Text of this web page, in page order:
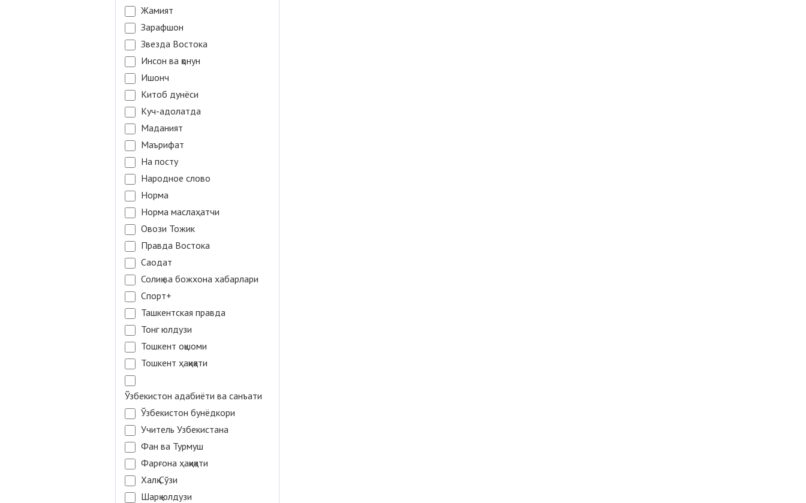
Жамият
Зарафшон
Звезда Востока
Инсон ва қонун
Ишонч
Китоб дунёси
Куч-адолатда
Маданият
Маърифат
На посту
Народное слово
Норма
Норма маслаҳатчи
Овози Тожик
Правда Востока
Саодат
Солиқ ва божхона хабарлари
Спорт+
Ташкентская правда
Тонг юлдузи
Тошкент оқшоми
Тошкент ҳақиқати
Ўзбекистон адабиёти ва санъати
Ўзбекистон бунёдкори
Учитель Узбекистана
Фан ва Турмуш
Фарғона ҳақиқати
Халқ Сўзи
Шарқ юлдузи